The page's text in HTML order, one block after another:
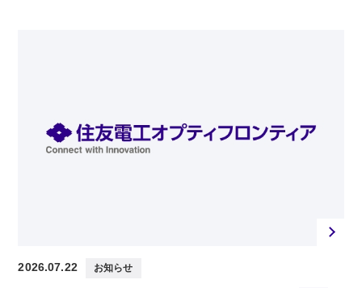
2026.07.22 お知らせ